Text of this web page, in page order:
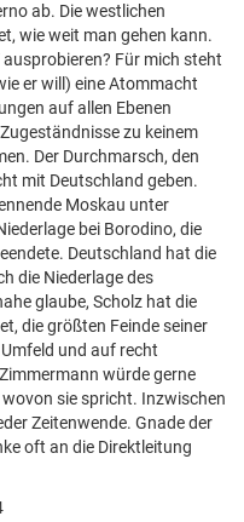
ab. Die westlichen
wie weit man gehen kann.
Für mich steht
er will) eine Atommacht
auf allen Ebenen
zu keinem
Der Durchmarsch, den
mit Deutschland geben.
Moskau unter
bei Borodino, die
Deutschland hat die
die Niederlage des
glaube, Scholz hat die
die größten Feinde seiner
und auf recht
würde gerne
sie spricht. Inzwischen
Zeitenwende. Gnade der
oft an die Direktleitung